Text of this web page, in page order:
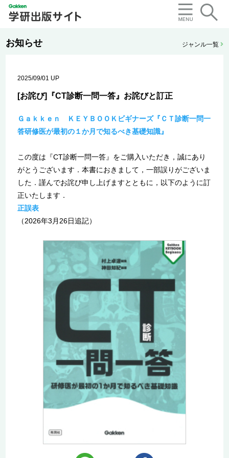
お知らせ ジャンル一覧
2025/09/01 UP
[お詫び]『CT診断一問一答』お詫びと訂正
Ｇａｋｋｅｎ ＫＥＹＢＯＯＫビギナーズ『ＣＴ診断一問一
答研修医が最初の１か月で知るべき基礎知識』
この度は『CT診断一問一答』をご購入いただき，誠にあり
がとうございます．本書におきまして，一部誤りがございま
した．謹んでお詫び申し上げますとともに，以下のように訂
正いたします．
正誤表
（2026年3月26日追記）